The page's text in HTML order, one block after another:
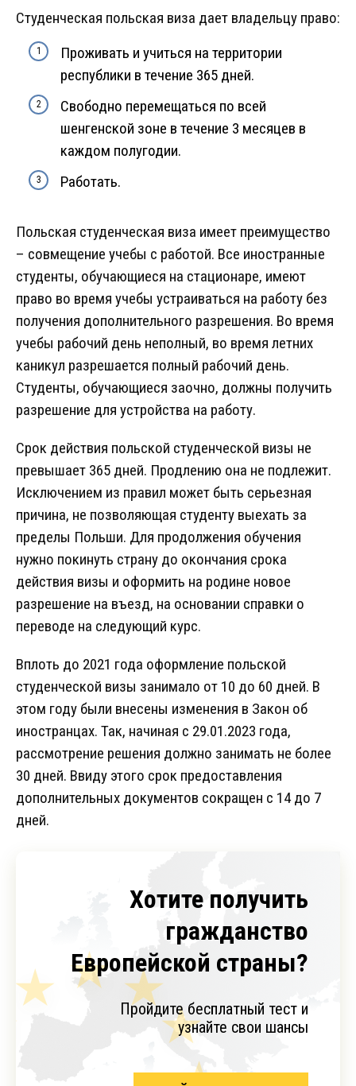
Студенческая польская виза дает владельцу право:
Проживать и учиться на территории
республики в течение 365 дней.
Свободно перемещаться по всей
шенгенской зоне в течение 3 месяцев в
каждом полугодии.
Работать.
Польская студенческая виза имеет преимущество
– совмещение учебы с работой. Все иностранные
студенты, обучающиеся на стационаре, имеют
право во время учебы устраиваться на работу без
получения дополнительного разрешения. Во время
учебы рабочий день неполный, во время летних
каникул разрешается полный рабочий день.
Студенты, обучающиеся заочно, должны получить
разрешение для устройства на работу.
Срок действия польской студенческой визы не
превышает 365 дней. Продлению она не подлежит.
Исключением из правил может быть серьезная
причина, не позволяющая студенту выехать за
пределы Польши. Для продолжения обучения
нужно покинуть страну до окончания срока
действия визы и оформить на родине новое
разрешение на въезд, на основании справки о
переводе на следующий курс.
Вплоть до 2021 года оформление польской
студенческой визы занимало от 10 до 60 дней. В
этом году были внесены изменения в Закон об
иностранцах. Так, начиная с 29.01.2023 года,
рассмотрение решения должно занимать не более
30 дней. Ввиду этого срок предоставления
дополнительных документов сокращен с 14 до 7
дней.
Хотите получить
гражданство
Европейской страны?
Пройдите бесплатный тест и
узнайте свои шансы